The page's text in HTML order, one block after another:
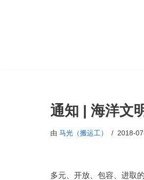
通知 | 海洋文
由 马光（搬运工） 2018-
多元、开放、包容、进取